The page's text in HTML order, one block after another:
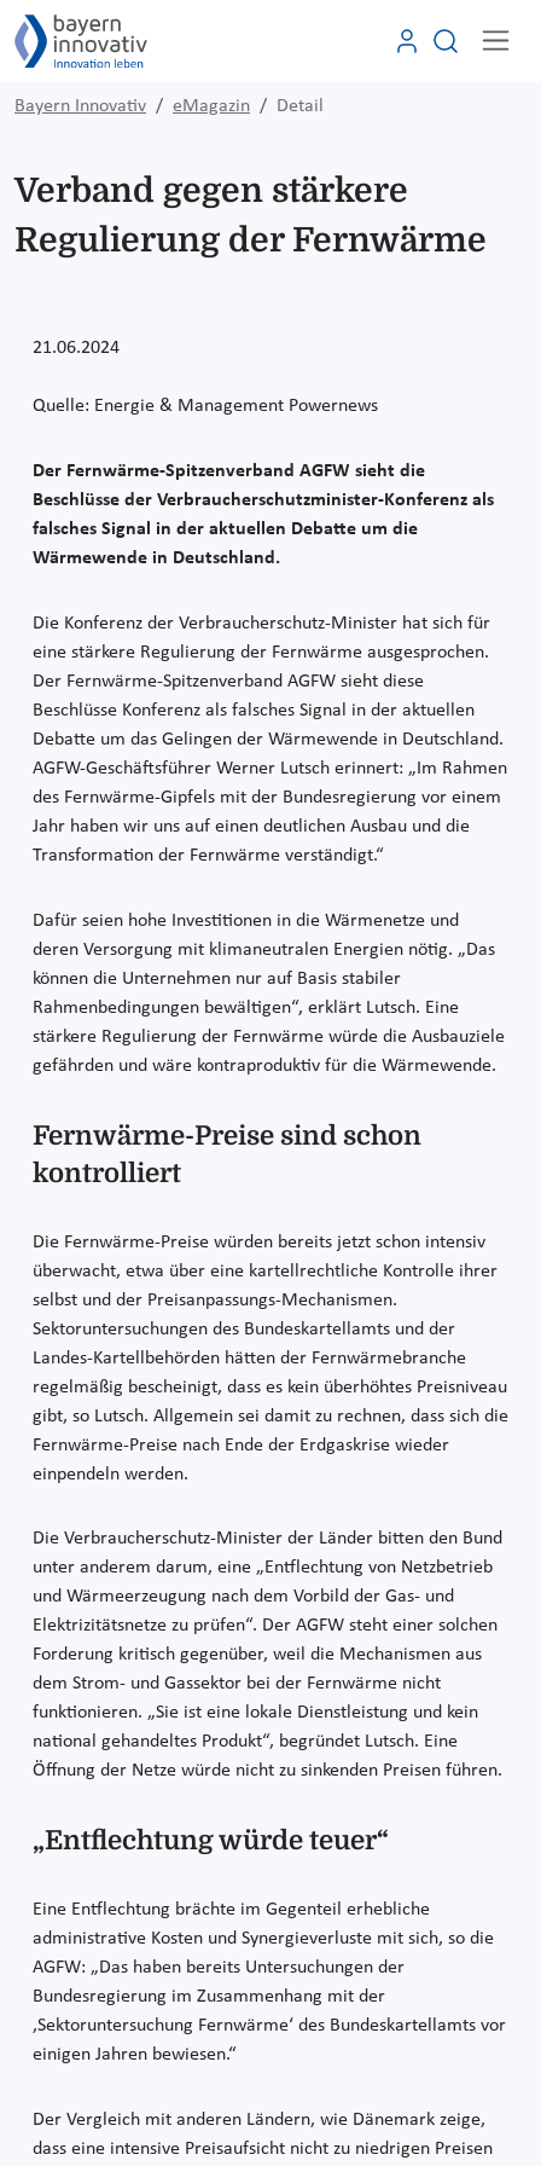
Bayern Innovativ eMagazin Detail
Verband gegen stärkere
Regulierung der Fernwärme
21.06.2024
Quelle: Energie & Management Powernews
Der Fernwärme-Spitzenverband AGFW sieht die
Beschlüsse der Verbraucherschutzminister-Konferenz als
falsches Signal in der aktuellen Debatte um die
Wärmewende in Deutschland.
Die Konferenz der Verbraucherschutz-Minister hat sich für
eine stärkere Regulierung der Fernwärme ausgesprochen.
Der Fernwärme-Spitzenverband AGFW sieht diese
Beschlüsse Konferenz als falsches Signal in der aktuellen
Debatte um das Gelingen der Wärmewende in Deutschland.
AGFW-Geschäftsführer Werner Lutsch erinnert: „Im Rahmen
des Fernwärme-Gipfels mit der Bundesregierung vor einem
Jahr haben wir uns auf einen deutlichen Ausbau und die
Transformation der Fernwärme verständigt.“
Dafür seien hohe Investitionen in die Wärmenetze und
deren Versorgung mit klimaneutralen Energien nötig. „Das
können die Unternehmen nur auf Basis stabiler
Rahmenbedingungen bewältigen“, erklärt Lutsch. Eine
stärkere Regulierung der Fernwärme würde die Ausbauziele
gefährden und wäre kontraproduktiv für die Wärmewende.
Fernwärme-Preise sind schon
kontrolliert
Die Fernwärme-Preise würden bereits jetzt schon intensiv
überwacht, etwa über eine kartellrechtliche Kontrolle ihrer
selbst und der Preisanpassungs-Mechanismen.
Sektoruntersuchungen des Bundeskartellamts und der
Landes-Kartellbehörden hätten der Fernwärmebranche
regelmäßig bescheinigt, dass es kein überhöhtes Preisniveau
gibt, so Lutsch. Allgemein sei damit zu rechnen, dass sich die
Fernwärme-Preise nach Ende der Erdgaskrise wieder
einpendeln werden.
Die Verbraucherschutz-Minister der Länder bitten den Bund
unter anderem darum, eine „Entflechtung von Netzbetrieb
und Wärmeerzeugung nach dem Vorbild der Gas- und
Elektrizitätsnetze zu prüfen“. Der AGFW steht einer solchen
Forderung kritisch gegenüber, weil die Mechanismen aus
dem Strom- und Gassektor bei der Fernwärme nicht
funktionieren. „Sie ist eine lokale Dienstleistung und kein
national gehandeltes Produkt“, begründet Lutsch. Eine
Öffnung der Netze würde nicht zu sinkenden Preisen führen.
„Entflechtung würde teuer“
Eine Entflechtung brächte im Gegenteil erhebliche
administrative Kosten und Synergieverluste mit sich, so die
AGFW: „Das haben bereits Untersuchungen der
Bundesregierung im Zusammenhang mit der
‚Sektoruntersuchung Fernwärme‘ des Bundeskartellamts vor
einigen Jahren bewiesen.“
Der Vergleich mit anderen Ländern, wie Dänemark zeige,
dass eine intensive Preisaufsicht nicht zu niedrigen Preisen